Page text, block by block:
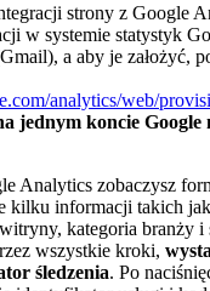
strony z Google
w systemie statystyk
a aby je założyć,
analytics/web/
jednym koncie Google
Analytics zobaczysz
kilku informacji takich
kategoria branży i
wszystkie kroki,
śledzenia. Po